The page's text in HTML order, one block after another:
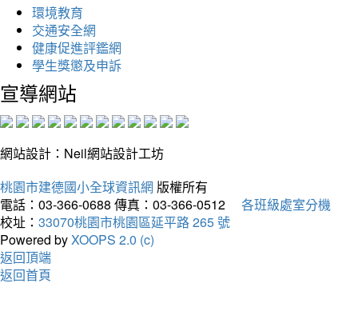
環境教育
交通安全網
健康促進評鑑網
學生獎懲及申訴
宣導網站
網站設計：Neil網站設計工坊
桃園市建德國小全球資訊網 版權所有
電話：03-366-0688 傳真：03-366-0512
各班級處室分機
校址： 33070桃園市桃園區延平路 265 號
Powered byXOOPS 2.0 (c)
返回頂端
返回首頁